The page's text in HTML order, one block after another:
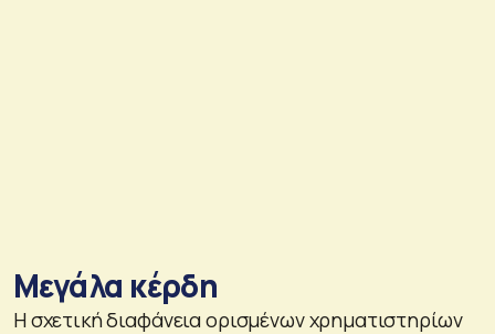
Μεγάλα κέρδη
Η σχετική διαφάνεια ορισμένων χρηματιστηρίων